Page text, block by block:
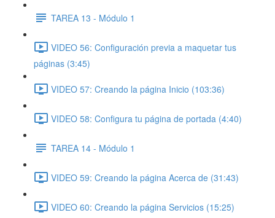
TAREA 13 - Módulo 1
VIDEO 56: Configuración previa a maquetar tus
páginas (3:45)
VIDEO 57: Creando la página Inicio (103:36)
VIDEO 58: Configura tu página de portada (4:40)
TAREA 14 - Módulo 1
VIDEO 59: Creando la página Acerca de (31:43)
VIDEO 60: Creando la página Servicios (15:25)